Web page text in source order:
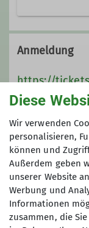
Details
Anmeldung
https://
Preis
https://
Diese
Wir verwenden
personalisieren,
können und
Außerdem geben
unserer Website
Werbung und
Informationen
zusammen, die